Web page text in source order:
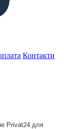
Контакти
Privat24 для